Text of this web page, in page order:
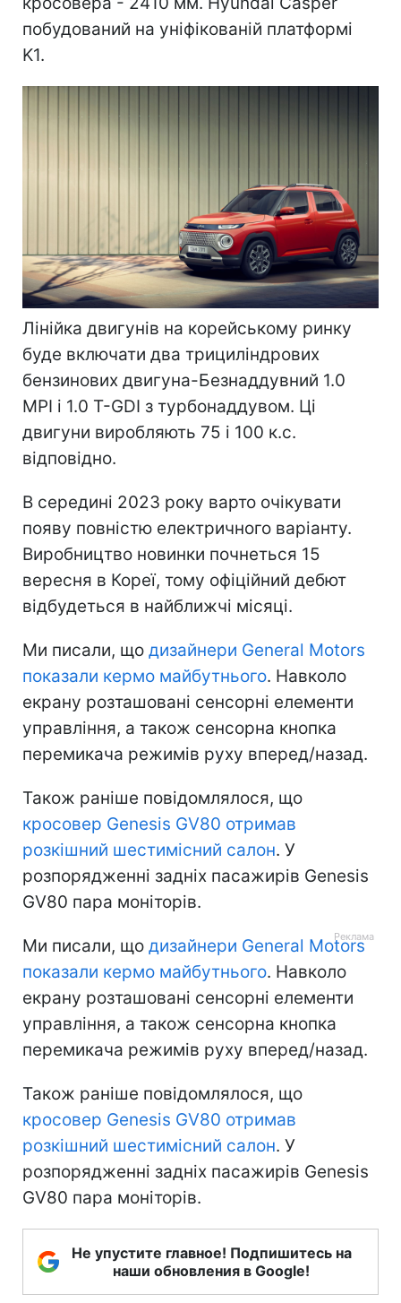
побудований на уніфікованій платформі
K1.
Лінійка двигунів на корейському ринку
буде включати два трициліндрових
бензинових двигуна-Безнаддувний 1.0
MPI і 1.0 T-GDI з турбонаддувом. Ці
двигуни виробляють 75 і 100 к.с.
відповідно.
В середині 2023 року варто очікувати
появу повністю електричного варіанту.
Виробництво новинки почнеться 15
вересня в Кореї, тому офіційний дебют
відбудеться в найближчі місяці.
Ми писали, що дизайнери General Motors
показали кермо майбутнього. Навколо
екрану розташовані сенсорні елементи
управління, а також сенсорна кнопка
перемикача режимів руху вперед/назад.
Також раніше повідомлялося, що
кросовер Genesis GV80 отримав
розкішний шестимісний салон. У
розпорядженні задніх пасажирів Genesis
GV80 пара моніторів.
Ми писали, що дизайнери General Motors
показали кермо майбутнього. Навколо
екрану розташовані сенсорні елементи
управління, а також сенсорна кнопка
перемикача режимів руху вперед/назад.
Також раніше повідомлялося, що
кросовер Genesis GV80 отримав
розкішний шестимісний салон. У
розпорядженні задніх пасажирів Genesis
GV80 пара моніторів.
Не упустите главное! Подпишитесь на
наши обновления в Google!